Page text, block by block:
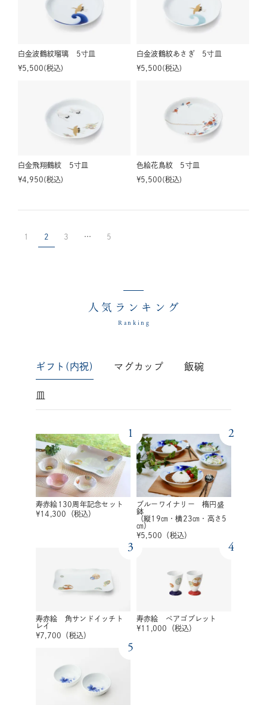
白金波鶴紋瑠璃 5寸皿
¥5,500 税込
白金波鶴紋あさぎ 5寸皿
¥5,500 税込
白金飛翔鶴紋 5寸皿
¥4,950 税込
色絵花鳥紋 5寸皿
¥5,500 税込
1 2 3 … 5
人気ランキング
Ranking
ギフト(内祝) マグカップ 飯碗
皿
1
寿赤絵130周年記念セット
¥14,300 （税込）
2
ブルーワイナリー 楕円盛
鉢
（縦19㎝・横23㎝・高さ5
㎝）
¥5,500 （税込）
3
寿赤絵 角サンドイッチト
レイ
¥7,700 （税込）
4
寿赤絵 ペアゴブレット
¥11,000 （税込）
5